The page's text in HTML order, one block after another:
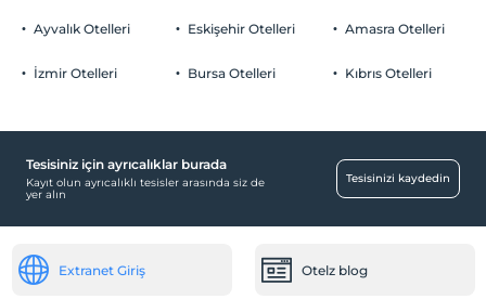
Ayvalık Otelleri
İzmir Otelleri
Eskişehir Otelleri
Bursa Otelleri
Amasra Otelleri
Kıbrıs Otelleri
Tesisiniz için ayrıcalıklar burada
Kayıt olun ayrıcalıklı tesisler arasında siz de
yer alın
Tesisinizi kaydedin
Extranet Giriş Otelz blog